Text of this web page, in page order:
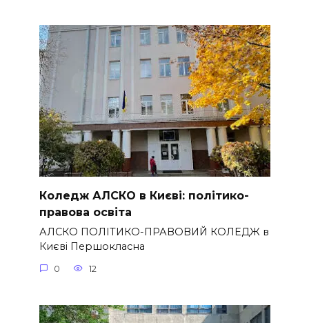
Коледж АЛСКО в Києві: політико-
правова освіта
АЛСКО ПОЛІТИКО-ПРАВОВИЙ КОЛЕДЖ в
Києві Першокласна
0 12